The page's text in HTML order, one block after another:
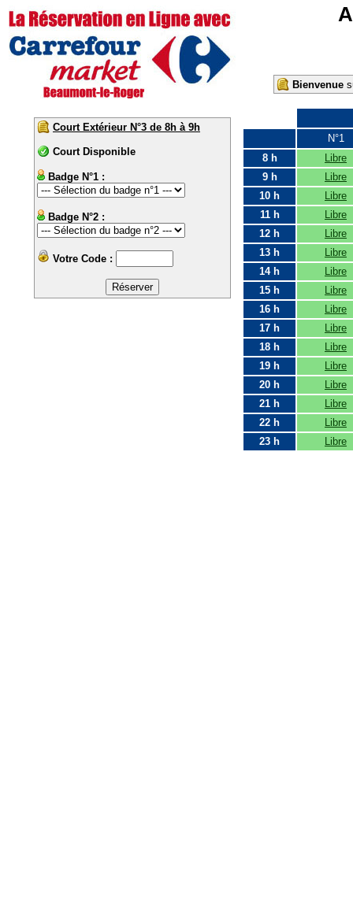
Bienvenue
Court Extérieur N°3 de 8h à 9h
Court Disponible
Badge N°1 :
Badge N°2 :
Votre Code :
N°1
8 h
Libre
9 h
Libre
10 h
Libre
11 h
Libre
12 h
Libre
13 h
Libre
14 h
Libre
15 h
Libre
16 h
Libre
17 h
Libre
18 h
Libre
19 h
Libre
20 h
Libre
21 h
Libre
22 h
Libre
23 h
Libre